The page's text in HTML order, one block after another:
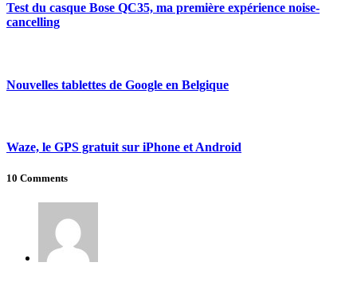
Test du casque Bose QC35, ma première expérience noise-
cancelling
Nouvelles tablettes de Google en Belgique
Waze, le GPS gratuit sur iPhone et Android
10 Comments